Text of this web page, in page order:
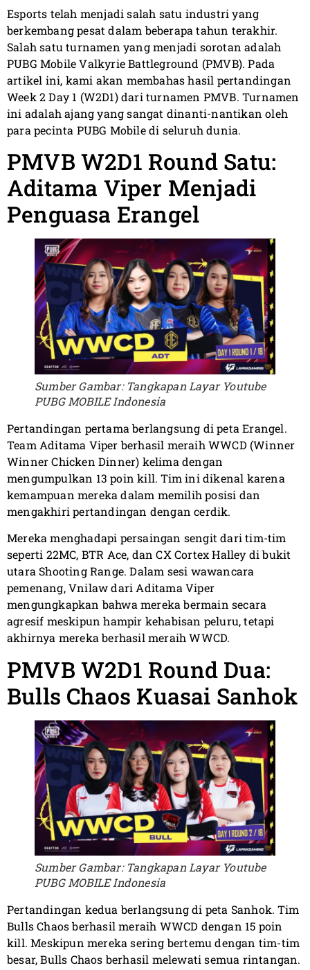
Esports telah menjadi salah satu industri yang
berkembang pesat dalam beberapa tahun terakhir.
Salah satu turnamen yang menjadi sorotan adalah
PUBG Mobile Valkyrie Battleground (PMVB). Pada
artikel ini, kami akan membahas hasil pertandingan
Week 2 Day 1 (W2D1) dari turnamen PMVB. Turnamen
ini adalah ajang yang sangat dinanti-nantikan oleh
para pecinta PUBG Mobile di seluruh dunia.
PMVB W2D1 Round Satu:
Aditama Viper Menjadi
Penguasa Erangel
Sumber Gambar: Tangkapan Layar Youtube
PUBG MOBILE Indonesia
Pertandingan pertama berlangsung di peta Erangel.
Team Aditama Viper berhasil meraih WWCD (Winner
Winner Chicken Dinner) kelima dengan
mengumpulkan 13 poin kill. Tim ini dikenal karena
kemampuan mereka dalam memilih posisi dan
mengakhiri pertandingan dengan cerdik.
Mereka menghadapi persaingan sengit dari tim-tim
seperti 22MC, BTR Ace, dan CX Cortex Halley di bukit
utara Shooting Range. Dalam sesi wawancara
pemenang, Vnilaw dari Aditama Viper
mengungkapkan bahwa mereka bermain secara
agresif meskipun hampir kehabisan peluru, tetapi
akhirnya mereka berhasil meraih WWCD.
PMVB W2D1 Round Dua:
Bulls Chaos Kuasai Sanhok
Sumber Gambar: Tangkapan Layar Youtube
PUBG MOBILE Indonesia
Pertandingan kedua berlangsung di peta Sanhok. Tim
Bulls Chaos berhasil meraih WWCD dengan 15 poin
kill. Meskipun mereka sering bertemu dengan tim-tim
besar, Bulls Chaos berhasil melewati semua rintangan.